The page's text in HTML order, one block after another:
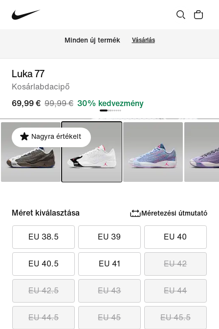
Minden új termék Vásárlás
Luka 77
Kosárlabdacipő
69,99 € 99,99 € 30% kedvezmény
Nagyra értékelt
Méret kiválasztása Méretezési útmutató
EU 38.5 EU 39 EU 40
EU 40.5 EU 41 EU 42
EU 42.5 EU 43 EU 44
EU 44.5 EU 45 EU 45.5